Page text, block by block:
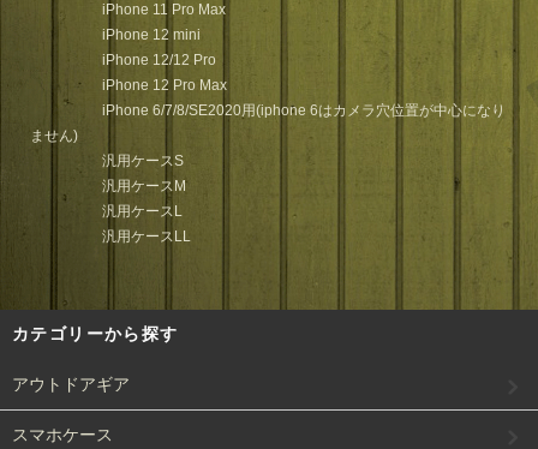
iPhone 11 Pro Max
iPhone 12 mini
iPhone 12/12 Pro
iPhone 12 Pro Max
iPhone 6/7/8/SE2020用(iphone 6はカメラ穴位置が中心になり
ません)
汎用ケースS
汎用ケースM
汎用ケースL
汎用ケースLL
カテゴリーから探す
アウトドアギア
スマホケース